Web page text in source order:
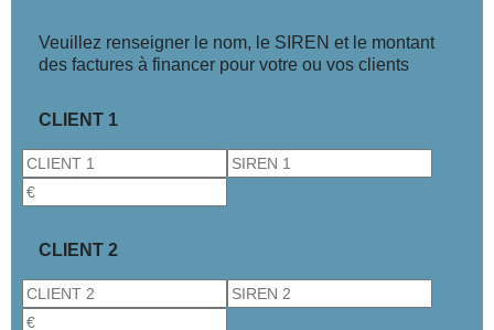
Veuillez renseigner le nom, le SIREN et le montant
des factures à financer pour votre ou vos clients
CLIENT 1
CLIENT 2